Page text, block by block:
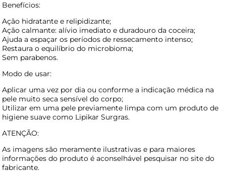
Benefícios:
Ação hidratante e relipidizante;
Ação calmante: alívio imediato e duradouro da coceira;
Ajuda a espaçar os períodos de ressecamento intenso;
Restaura o equilíbrio do microbioma;
Sem parabenos.
Modo de usar:
Aplicar uma vez por dia ou conforme a indicação médica na
pele muito seca sensível do corpo;
Utilizar em uma pele previamente limpa com um produto de
higiene suave como Lipikar Surgras.
ATENÇÃO:
As imagens são meramente ilustrativas e para maiores
informações do produto é aconselhável pesquisar no site do
fabricante.